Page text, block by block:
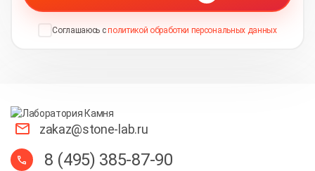
Соглашаюсь с политикой обработки персональных данных
zakaz@stone-lab.ru
8 (495) 385-87-90